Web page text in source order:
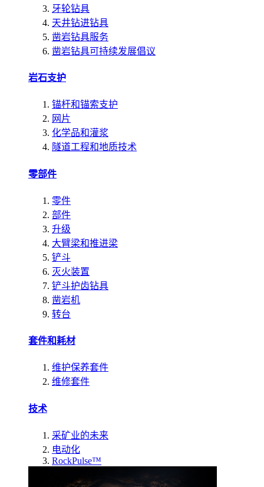
牙轮钻具
天井钻进钻具
凿岩钻具服务
凿岩钻具可持续发展倡议
岩石支护
锚杆和锚索支护
网片
化学品和灌浆
隧道工程和地质技术
零部件
零件
部件
升级
大臂梁和推进梁
铲斗
灭火装置
铲斗护齿钻具
凿岩机
转台
套件和耗材
维护保养套件
维修套件
技术
采矿业的未来
电动化
RockPulse™